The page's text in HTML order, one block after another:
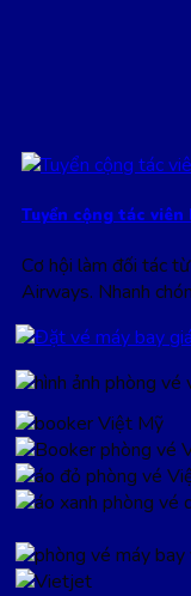
Tuyển cộng tác
Cơ hội làm đối tác
Airways. Nhanh